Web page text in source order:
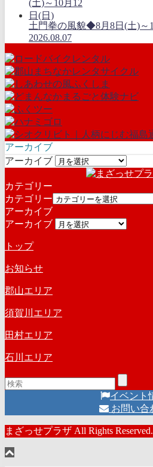
土門拳の風貌◆8月8日(土)～
2026.08.07
アーカイブ
アーカイブ
カテゴリー
カテゴリー
アーカイブ
アーカイブ
トップ
お知らせ
郡山エリア
須賀川エリア
田村エリア
石川エリア
イベント
お問い合
まざっせプラザ All Rights Reserved.